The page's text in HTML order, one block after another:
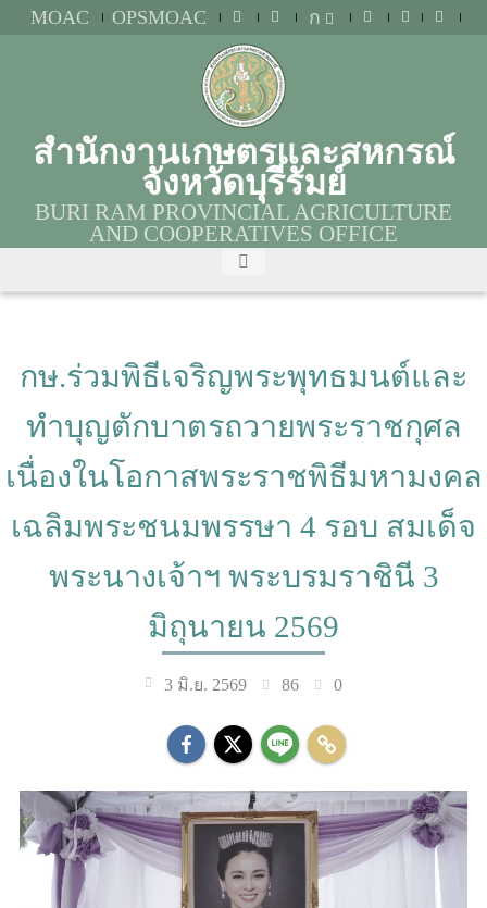
MOAC OPSMOAC ก
สำนักงานเกษตรและสหกรณ์
จังหวัดบุรีรัมย์
BURI RAM PROVINCIAL AGRICULTURE
AND COOPERATIVES OFFICE
กษ.ร่วมพิธีเจริญพระพุทธมนต์และ
ทำบุญตักบาตรถวายพระราชกุศล
เนื่องในโอกาสพระราชพิธีมหามงคล
เฉลิมพระชนมพรรษา 4 รอบ สมเด็จ
พระนางเจ้าฯ พระบรมราชินี 3
มิถุนายน 2569
3 มิ.ย. 2569 86 0